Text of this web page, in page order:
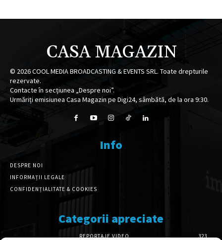
CASA MAGAZIN
© 2026COOL MEDIA BROADCASTING & EVENTS SRL. Toate drepturile
rezervate.
Contacte în secțiunea „Despre noi”.
Urmăriți emisiunea Casa Magazin pe Digi24, sâmbătă, de la ora 9:30.
Info
DESPRE NOI
INFORMAȚII LEGALE
CONFIDENȚIALITATE & COOKIES
Categorii apreciate
REPORTAJE VIDEO 323